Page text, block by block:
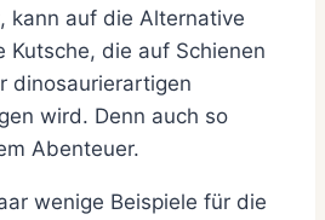
kann auf die Alternative
Kutsche, die auf Schienen
dinosaurierartigen
wird. Denn auch so
Abenteuer.
wenige Beispiele für die